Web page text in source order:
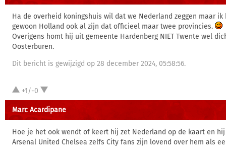
Ha de overheid koningshuis wil dat we Nederland zeggen maar ik
gewoon Holland ook al zijn dat officieel maar twee provincies.
Overigens homt hij uit gemeente Hardenberg NIET Twente wel
Oosterburen.
Dit bericht is gewijzigd op 28 december 2024, 05:58:56.
+1/-0
Marc Acardipane
Hoe je het ook wendt of keert hij zet Nederland op de kaart en
Arsenal United Chelsea zelfs City fans zijn lovend over hem als